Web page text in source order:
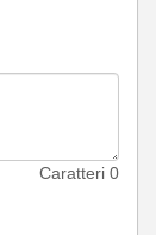
Caratteri 0